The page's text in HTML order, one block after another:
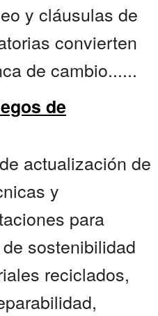
y cláusulas de
convierten
de cambio......
de
actualización de
y
para
sostenibilidad
reciclados,